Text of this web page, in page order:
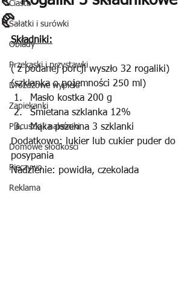
Ciasta
Sałatki i surówki
Obiady
Przekąski i przystawki
Drożdżowe wypieki
Zapiekanki
Placuszki i naleśniki
Domowe słodkości
Pieczywo
Reklama
🥐
Składniki:
( z podanej porcji wyszło 32 rogaliki)
(szklanka o pojemności 250 ml)
Masło kostka 200 g
Śmietana szklanka 12%
Mąka pszenna 3 szklanki
Dodatkowo: lukier lub cukier puder do
posypania
Nadzienie: powidła, czekolada